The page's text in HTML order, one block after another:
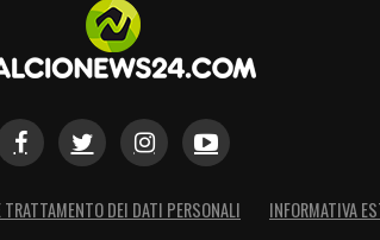
DEI DATI PERSONALI INFORMATIVA